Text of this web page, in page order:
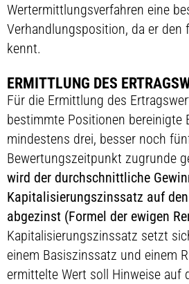
Wertermittlungsverfahren eine
Verhandlungsposition, da er den
kennt.
ERMITTLUNG DES
Für die Ermittlung des
bestimmte Positionen bereinigte
mindestens drei, besser noch
Bewertungszeitpunkt zugrunde
wird der durchschnittliche
Kapitalisierungszinssatz auf
abgezinst (Formel der ewigen
Kapitalisierungszinssatz setzt
einem Basiszinssatz und einem
ermittelte Wert soll Hinweise auf